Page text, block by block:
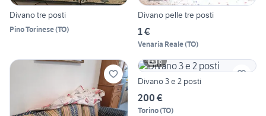
Divano tre posti
Pino Torinese(TO)
Divano pelle tre posti
1 €
Venaria Reale(TO)
6
Divano 3 e 2 posti
200 €
Torino(TO)